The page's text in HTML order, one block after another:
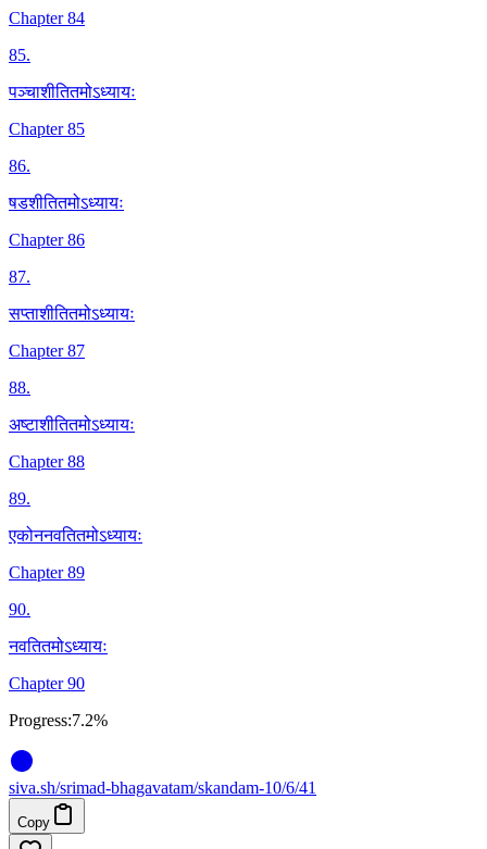
Chapter 84
85.
पञ्चाशीतितमोऽध्यायः
Chapter 85
86.
षडशीतितमोऽध्यायः
Chapter 86
87.
सप्ताशीतितमोऽध्यायः
Chapter 87
88.
अष्टाशीतितमोऽध्यायः
Chapter 88
89.
एकोननवतितमोऽध्यायः
Chapter 89
90.
नवतितमोऽध्यायः
Chapter 90
Progress:7.2%
siva.sh/srimad-bhagavatam/skandam-10/6/41
Copy